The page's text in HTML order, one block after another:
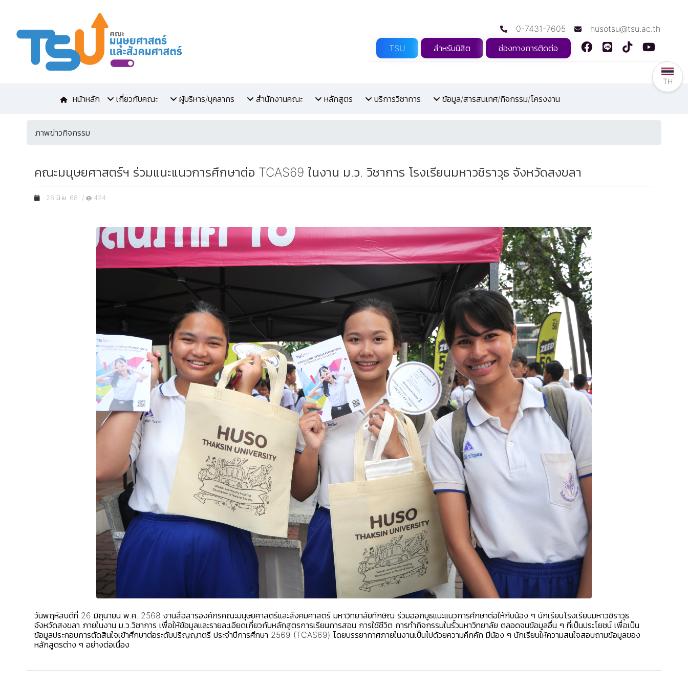
0-7431-7605
husotsu@tsu.ac.th
TSU
สำหรับนิสิต ช่องทางการติดต่อ
หน้าหลัก เกี่ยวกับคณะ ผู้บริหาร/บุคลากร สำนักงานคณะ หลักสูตร บริการวิชาการ ข้อมูล/สารสนเทศ/กิจกรรม/โครงงาน
ภาพข่าวกิจกรรม
คณะมนุษยศาสตร์ฯ ร่วมแนะแนวการศึกษาต่อ TCAS69 ในงาน ม.ว. วิชาการ โรงเรียนมหาวชิราวุธ จังหวัดสงขลา
26 มิ.ย. 68 / 424
วันพฤหัสบดีที่ 26 มิถุนายน พ.ศ. 2568 งานสื่อสารองค์กรคณะมนุษยศาสตร์และสังคมศาสตร์ มหาวิทยาลัยทักษิณ ร่วมออกบูธแนะแนวการศึกษาต่อให้กับน้อง ๆ นักเรียนโรงเรียนมหาวชิราวุธ
จังหวัดสงขลา ภายในงาน ม.ว.วิชาการ เพื่อให้ข้อมูลและรายละเอียดเกี่ยวกับหลักสูตรการเรียนการสอน การใช้ชีวิต การทำกิจกรรมในรั้วมหาวิทยาลัย ตลอดจนข้อมูลอื่น ๆ ที่เป็นประโยชน์ เพื่อเป็น
ข้อมูลประกอบการตัดสินใจเข้าศึกษาต่อระดับปริญญาตรี ประจำปีการศึกษา 2569 (TCAS69) โดยบรรยากาศภายในงานเป็นไปด้วยความคึกคัก มีน้อง ๆ นักเรียนให้ความสนใจสอบถามข้อมูลของ
หลักสูตรต่าง ๆ อย่างต่อเนื่อง
TH